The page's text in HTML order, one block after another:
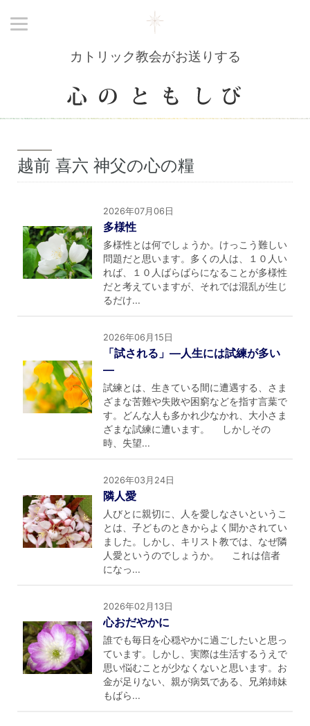
カトリック教会がお送りする
越前 喜六 神父の心の糧
2026年07月06日
多様性
多様性とは何でしょうか。けっこう難しい
問題だと思います。多くの人は、１０人い
れば、１０人ばらばらになることが多様性
だと考えていますが、それでは混乱が生じ
るだけ...
2026年06月15日
「試される」―人生には試練が多い
―
試練とは、生きている間に遭遇する、さま
ざまな苦難や失敗や困窮などを指す言葉で
す。どんな人も多かれ少なかれ、大小さま
ざまな試練に遭います。 しかしその
時、失望...
2026年03月24日
隣人愛
人びとに親切に、人を愛しなさいというこ
とは、子どものときからよく聞かされてい
ました。しかし、キリスト教では、なぜ隣
人愛というのでしょうか。 これは信者
になっ...
2026年02月13日
心おだやかに
誰でも毎日を心穏やかに過ごしたいと思っ
ています。しかし、実際は生活するうえで
思い悩むことが少なくないと思います。お
金が足りない、親が病気である、兄弟姉妹
もばら...